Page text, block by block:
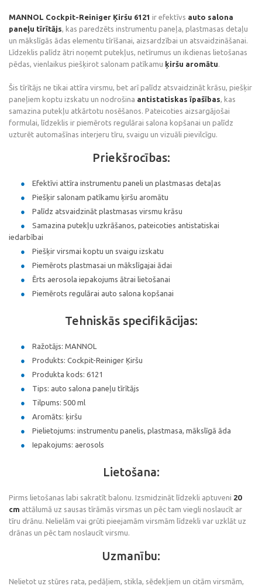
MANNOL Cockpit-Reiniger Ķiršu 6121 ir efektīvs auto salona
paneļu tīrītājs, kas paredzēts instrumentu paneļa, plastmasas detaļu
un mākslīgās ādas elementu tīrīšanai, aizsardzībai un atsvaidzināšanai.
Līdzeklis palīdz ātri noņemt putekļus, netīrumus un ikdienas lietošanas
pēdas, vienlaikus piešķirot salonam patīkamu ķiršu aromātu.
Šis tīrītājs ne tikai attīra virsmu, bet arī palīdz atsvaidzināt krāsu, piešķir
paneļiem koptu izskatu un nodrošina antistatiskas īpašības, kas
samazina putekļu atkārtotu nosēšanos. Pateicoties aizsargājošai
formulai, līdzeklis ir piemērots regulārai salona kopšanai un palīdz
uzturēt automašīnas interjeru tīru, svaigu un vizuāli pievilcīgu.
Priekšrocības:
Efektīvi attīra instrumentu paneli un plastmasas detaļas
Piešķir salonam patīkamu ķiršu aromātu
Palīdz atsvaidzināt plastmasas virsmu krāsu
Samazina putekļu uzkrāšanos, pateicoties antistatiskai
iedarbībai
Piešķir virsmai koptu un svaigu izskatu
Piemērots plastmasai un mākslīgajai ādai
Ērts aerosola iepakojums ātrai lietošanai
Piemērots regulārai auto salona kopšanai
Tehniskās specifikācijas:
Ražotājs: MANNOL
Produkts: Cockpit-Reiniger Ķiršu
Produkta kods: 6121
Tips: auto salona paneļu tīrītājs
Tilpums: 500 ml
Aromāts: ķiršu
Pielietojums: instrumentu panelis, plastmasa, mākslīgā āda
Iepakojums: aerosols
Lietošana:
Pirms lietošanas labi sakratīt balonu. Izsmidzināt līdzekli aptuveni 20
cm attālumā uz sausas tīrāmās virsmas un pēc tam viegli noslaucīt ar
tīru drānu. Nelielām vai grūti pieejamām virsmām līdzekli var uzklāt uz
drānas un pēc tam noslaucīt virsmu.
Uzmanību:
Nelietot uz stūres rata, pedāļiem, stikla, sēdekļiem un citām virsmām,